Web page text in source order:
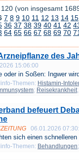
(von insgesamt
7 8 9 10 11 12 13 14 15
36 37 38 39 40 41 42
64 65 66 67 68 69 70
des
15:06:00
oder in Soßen: Ingwer
Themen: Histamin-
; Reisekrankheit
befeuert
06.01.2026
sich einen schnelleren
Themen: Behandlungen